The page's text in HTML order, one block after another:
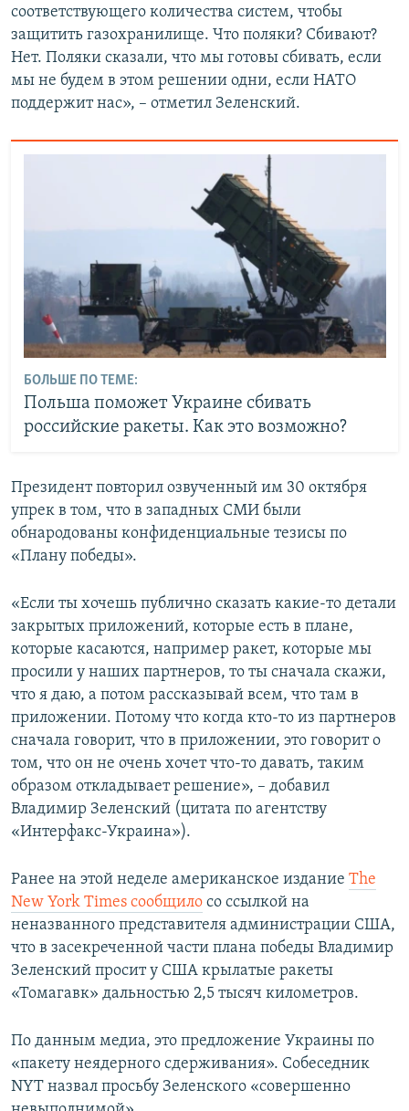
соответствующего количества систем, чтобы
защитить газохранилище. Что поляки? Сбивают?
Нет. Поляки сказали, что мы готовы сбивать, если
мы не будем в этом решении одни, если НАТО
поддержит нас», – отметил Зеленский.
БОЛЬШЕ ПО ТЕМЕ:
Польша поможет Украине сбивать
российские ракеты. Как это возможно?
Президент повторил озвученный им 30 октября
упрек в том, что в западных СМИ были
обнародованы конфиденциальные тезисы по
«Плану победы».
«Если ты хочешь публично сказать какие-то детали
закрытых приложений, которые есть в плане,
которые касаются, например ракет, которые мы
просили у наших партнеров, то ты сначала скажи,
что я даю, а потом рассказывай всем, что там в
приложении. Потому что когда кто-то из партнеров
сначала говорит, что в приложении, это говорит о
том, что он не очень хочет что-то давать, таким
образом откладывает решение», – добавил
Владимир Зеленский (цитата по агентству
«Интерфакс-Украина»).
Ранее на этой неделе американское издание The
New York Times сообщило со ссылкой на
неназванного представителя администрации США,
что в засекреченной части плана победы Владимир
Зеленский просит у США крылатые ракеты
«Томагавк» дальностью 2,5 тысяч километров.
По данным медиа, это предложение Украины по
«пакету неядерного сдерживания». Собеседник
NYT назвал просьбу Зеленского «совершенно